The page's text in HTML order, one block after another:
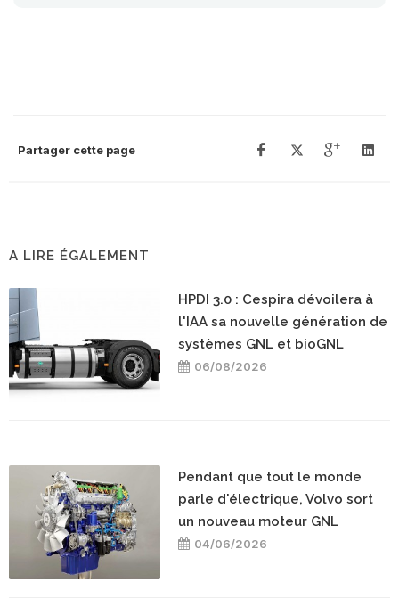
Partager cette page
A LIRE ÉGALEMENT
HPDI 3.0 : Cespira dévoilera à
l'IAA sa nouvelle génération de
systèmes GNL et bioGNL
06/08/2026
Pendant que tout le monde
parle d'électrique, Volvo sort
un nouveau moteur GNL
04/06/2026